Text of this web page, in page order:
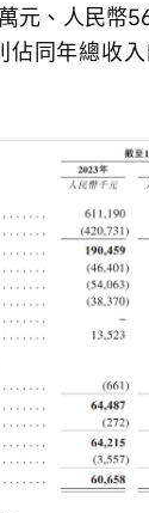
元、人民幣
同年總收